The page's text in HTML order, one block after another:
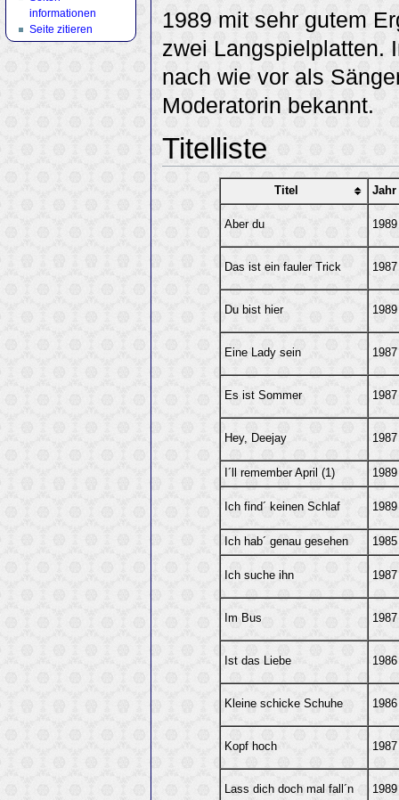
1989 mit sehr gutem
zwei Langspielplatten.
nach wie vor als
Moderatorin bekannt.
Titelliste
Titel Jahr
Aber du 1989
Das ist ein fauler Trick 1987
Du bist hier 1989
Eine Lady sein 1987
Es ist Sommer 1987
Hey, Deejay 1987
I´ll remember April (1) 1989
Ich find´ keinen Schlaf 1989
Ich hab´ genau gesehen 1985
Ich suche ihn 1987
Im Bus 1987
Ist das Liebe 1986
Kleine schicke Schuhe 1986
Kopf hoch 1987
Lass dich doch mal fall´n 1989
informationen
Seite zitieren